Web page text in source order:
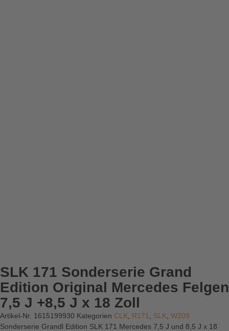
SLK 171 Sonderserie Grand
Edition Original Mercedes Felgen
7,5 J +8,5 J x 18 Zoll
Artikel-Nr. 1615199930 Kategorien CLK R171 SLK W209
Sonderserie Grandl Edition SLK 171 Mercedes 7,5 J und 8,5 J x 18